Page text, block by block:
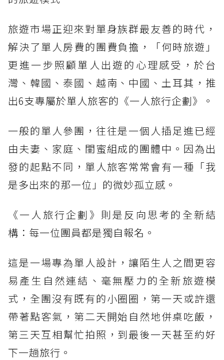
旅遊市場正迎來對單身族群最友善的時代，
解決了單人房費的團費負擔，「何時旅遊」
更進一步照顧單人出遊的心理感受，於台
灣、韓國、泰國、越南、中國、土耳其，推
出6支專屬於單人旅客的《一人旅行企劃》。
一般的單人參團，往往是一個人插足進已經
由夫妻、家庭、閨蜜組成的團體中。因為出
發的起點不同，單人旅客常常會有一種「我
是多出來的那一位」的微妙孤立感。
《一人旅行企劃》則是反向思考的全新結
構：每一位團員都是獨自報名。
這是一場專為單人設計，讓陌生人之間更容
易產生自然連結、毫無壓力的全新旅遊模
式，全團沒有既有的小圈圈，第一天或許還
帶著點客氣，第二天開始自然地併桌吃飯，
第三天互相幫忙拍照，到最後一天甚至約好
下一趟旅行。